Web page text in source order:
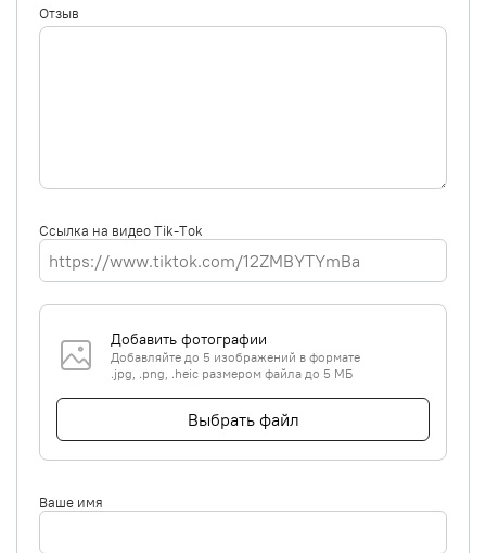
Отзыв
Ссылка на видео Tik-Tok
Добавить фотографии
Добавляйте до 5 изображений в формате
.jpg, .png, .heic размером файла до 5 МБ
Выбрать файл
Ваше имя